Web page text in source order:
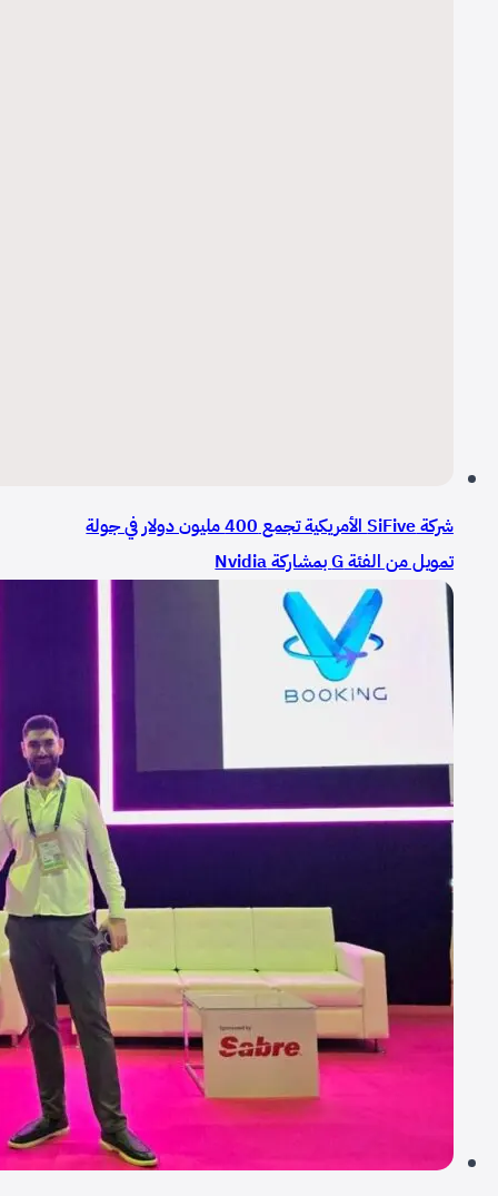
شركة SiFive الأمريكية تجمع 400 مليون دولار في جولة
تمويل من الفئة G بمشاركة Nvidia